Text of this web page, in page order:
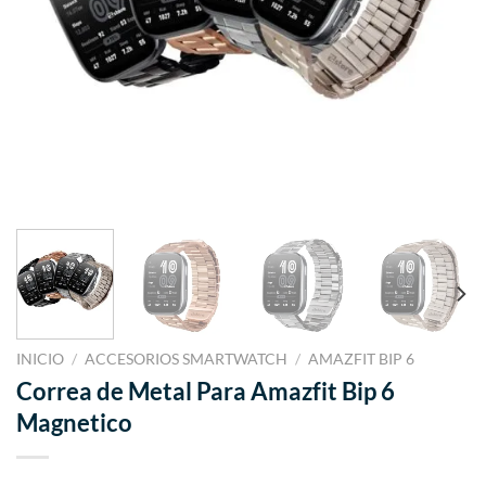
INICIO / ACCESORIOS SMARTWATCH / AMAZFIT BIP 6
Correa de Metal Para Amazfit Bip 6
Magnetico